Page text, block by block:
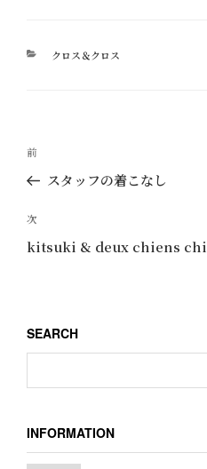
カ
クロス＆クロス
投
ナ
ビ
ゲ
ン
過
去
投
稿
前
スタッフの着こなし
次
の
次
kitsuki & deux chiens
SEARCH
INFORMATION